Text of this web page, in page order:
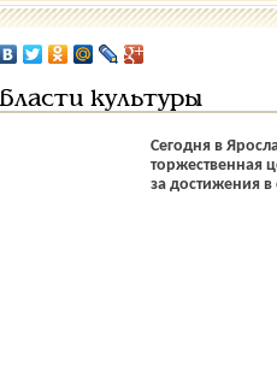
культуры
Сегодня в
торжественная
за достижения в